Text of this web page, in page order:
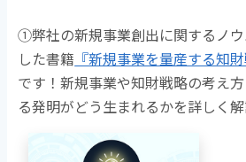
①弊社の新規事業創出に関するノ
した書籍 『新規事業を量産する知財
です！新規事業や知財戦略の考え
る発明がどう生まれるかを詳しく解